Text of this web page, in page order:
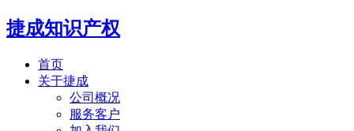
捷成知识产权
首页
关于捷成
公司概况
服务客户